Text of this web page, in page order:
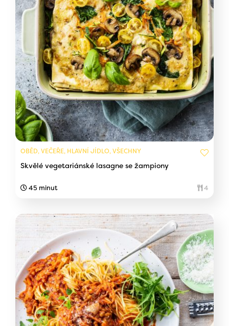
OBĚD, VEČEŘE, HLAVNÍ JÍDLO, VŠECHNY
Skvělé vegetariánské lasagne se žampiony
45 minut 4